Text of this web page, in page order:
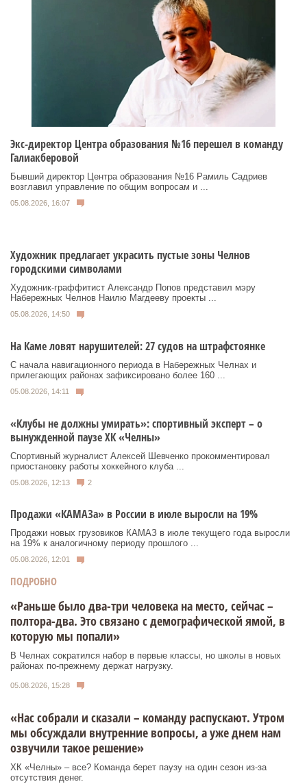
Экс-директор Центра образования №16 перешел в команду
Галиакберовой
Бывший директор Центра образования №16 Рамиль Садриев
возглавил управление по общим вопросам и ...
05.08.2026, 16:07
Художник предлагает украсить пустые зоны Челнов
городскими символами
Художник‑граффитист Александр Попов представил мэру
Набережных Челнов Наилю Магдееву проекты ...
05.08.2026, 14:50
На Каме ловят нарушителей: 27 судов на штрафстоянке
С начала навигационного периода в Набережных Челнах и
прилегающих районах зафиксировано более 160 ...
05.08.2026, 14:11
«Клубы не должны умирать»: спортивный эксперт – о
вынужденной паузе ХК «Челны»
Спортивный журналист Алексей Шевченко прокомментировал
приостановку работы хоккейного клуба ...
05.08.2026, 12:13 2
Продажи «КАМАЗа» в России в июле выросли на 19%
Продажи новых грузовиков КАМАЗ в июле текущего года выросли
на 19% к аналогичному периоду прошлого ...
05.08.2026, 12:01
ПОДРОБНО
«Раньше было два-три человека на место, сейчас –
полтора-два. Это связано с демографической ямой, в
которую мы попали»
В Челнах сократился набор в первые классы, но школы в новых
районах по-прежнему держат нагрузку.
05.08.2026, 15:28
«Нас собрали и сказали – команду распускают. Утром
мы обсуждали внутренние вопросы, а уже днем нам
озвучили такое решение»
ХК «Челны» – все? Команда берет паузу на один сезон из-за
отсутствия денег.